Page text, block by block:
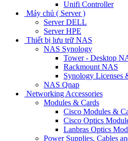
Unifi Controller
Máy chủ ( Server )
Server DELL
Server HPE
Thiết bị lưu trữ NAS
NAS Synology
Tower - Desktop
Rackmount NAS
Synology Licenses
NAS Qnap
Networking Accessories
Modules & Cards
Cisco Modules &
Cisco Optics
Lanbras Optics
Power Supplies, Cables